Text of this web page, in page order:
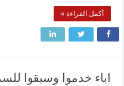
أكمل القراءة »
اباء خدموا وسبقوا